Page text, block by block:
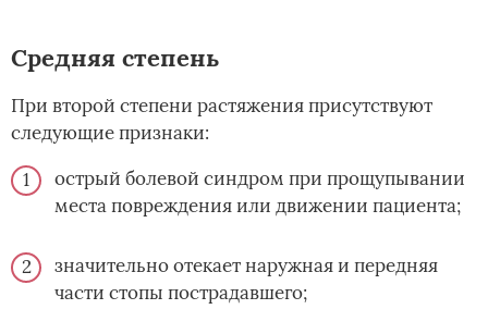
Средняя степень
При второй степени растяжения присутствуют
следующие признаки:
острый болевой синдром при прощупывании
места повреждения или движении пациента;
значительно отекает наружная и передняя
части стопы пострадавшего;